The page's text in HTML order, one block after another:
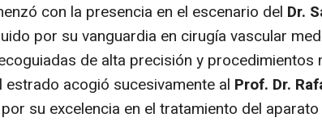
con la presencia en el escenario del Dr.
por su vanguardia en cirugía vascular
de alta precisión y procedimientos
estrado acogió sucesivamente al Prof. Dr.
su excelencia en el tratamiento del